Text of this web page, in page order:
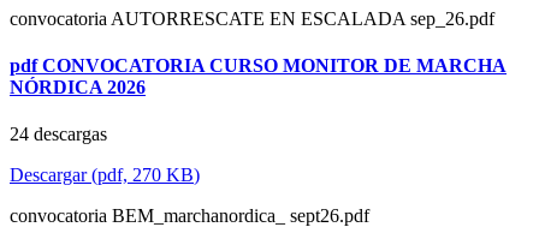
convocatoria AUTORRESCATE EN ESCALADA sep_26.pdf
pdf CONVOCATORIA CURSO MONITOR DE MARCHA
NÓRDICA 2026
24 descargas
Descargar(pdf, 270 KB)
convocatoria BEM_marchanordica_ sept26.pdf